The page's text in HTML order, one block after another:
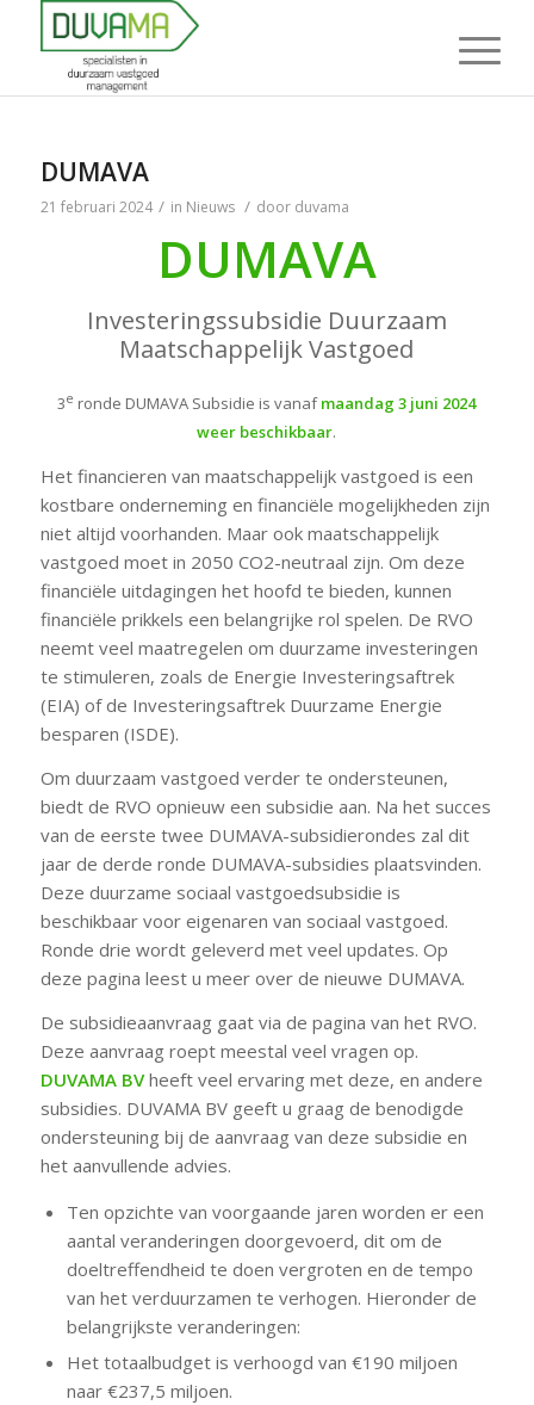
DUMAVA
21 februari 2024 / in Nieuws / door duvama
DUMAVA
Investeringssubsidie Duurzaam
Maatschappelijk Vastgoed
3e ronde DUMAVA Subsidie is vanafmaandag 3 juni 2024
weer beschikbaar.
Het financieren van maatschappelijk vastgoed is een
kostbare onderneming en financiële mogelijkheden zijn
niet altijd voorhanden. Maar ook maatschappelijk
vastgoed moet in 2050 CO2-neutraal zijn. Om deze
financiële uitdagingen het hoofd te bieden, kunnen
financiële prikkels een belangrijke rol spelen. De RVO
neemt veel maatregelen om duurzame investeringen
te stimuleren, zoals de Energie Investeringsaftrek
(EIA) of de Investeringsaftrek Duurzame Energie
besparen (ISDE).
Om duurzaam vastgoed verder te ondersteunen,
biedt de RVO opnieuw een subsidie ​​aan. Na het succes
van de eerste twee DUMAVA-subsidierondes zal dit
jaar de derde ronde DUMAVA-subsidies plaatsvinden.
Deze duurzame sociaal vastgoedsubsidie ​​is
beschikbaar voor eigenaren van sociaal vastgoed.
Ronde drie wordt geleverd met veel updates. Op
deze pagina leest u meer over de nieuwe DUMAVA.
De subsidieaanvraag gaat via de pagina van het RVO.
Deze aanvraag roept meestal veel vragen op.
DUVAMA BVheeft veel ervaring met deze, en andere
subsidies. DUVAMA BV geeft u graag de benodigde
ondersteuning bij de aanvraag van deze subsidie en
het aanvullende advies.
Ten opzichte van voorgaande jaren worden er een
aantal veranderingen doorgevoerd, dit om de
doeltreffendheid te doen vergroten en de tempo
van het verduurzamen te verhogen. Hieronder de
belangrijkste veranderingen:
Het totaalbudget is verhoogd van €190 miljoen
naar €237,5 miljoen.